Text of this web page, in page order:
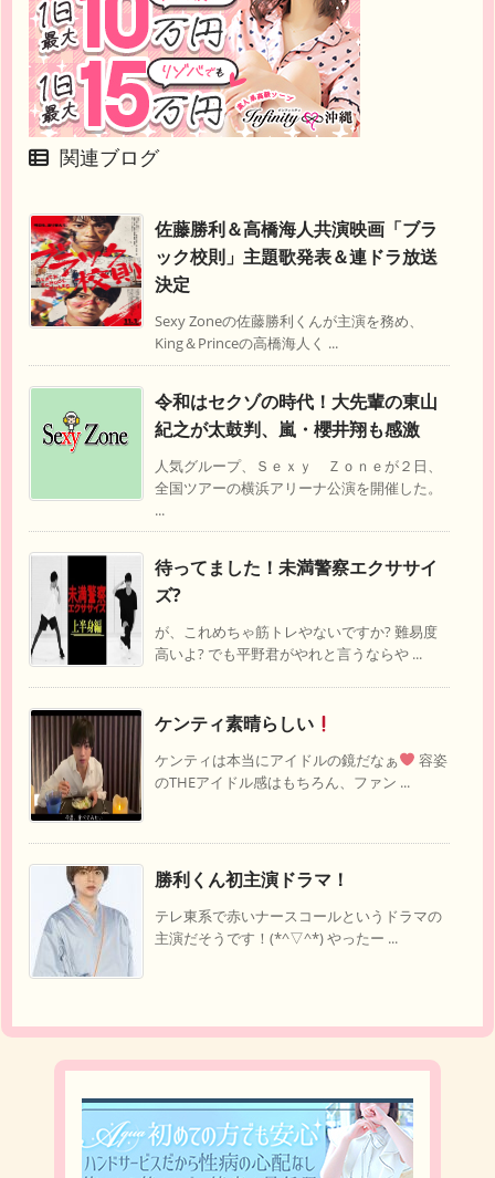
関連ブログ
佐藤勝利＆高橋海人共演映画「ブラ
ック校則」主題歌発表＆連ドラ放送
決定
Sexy Zoneの佐藤勝利くんが主演を務め、
King＆Princeの高橋海人く ...
令和はセクゾの時代！大先輩の東山
紀之が太鼓判、嵐・櫻井翔も感激
人気グループ、Ｓｅｘｙ Ｚｏｎｅが２日、
全国ツアーの横浜アリーナ公演を開催した。
...
待ってました！未満警察エクササイ
ズ?
が、これめちゃ筋トレやないですか? 難易度
高いよ? でも平野君がやれと言うならや ...
ケンティ素晴らしい
ケンティは本当にアイドルの鏡だなぁ
容姿
のTHEアイドル感はもちろん、ファン ...
勝利くん初主演ドラマ！
テレ東系で赤いナースコールというドラマの
主演だそうです！(*^▽^*) やったー ...